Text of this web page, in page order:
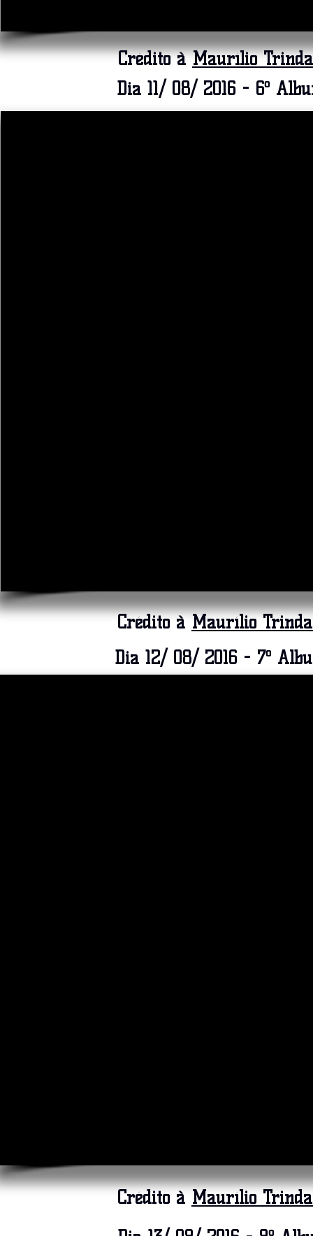
Crédito àMaurílio
Dia 11/ 08/ 2016 - 6º
Crédito à Maurílio
Dia 12/ 08/ 2016 - 7º
Crédito à Maurílio